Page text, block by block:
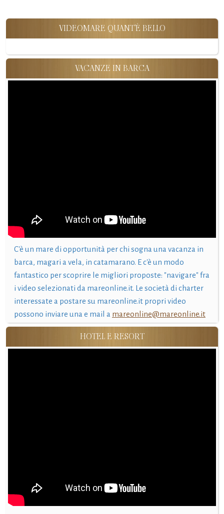
VIDEOMARE QUANT'È BELLO
VACANZE IN BARCA
C'è un mare di opportunità per chi sogna una vacanza in
barca, magari a vela, in catamarano. E c'è un modo
fantastico per scoprire le migliori proposte: "navigare" fra
i video selezionati da mareonline.it. Le società di charter
interessate a postare su mareonline.it propri video
possono inviare una e mail a mareonline@mareonline.it
HOTEL E RESORT